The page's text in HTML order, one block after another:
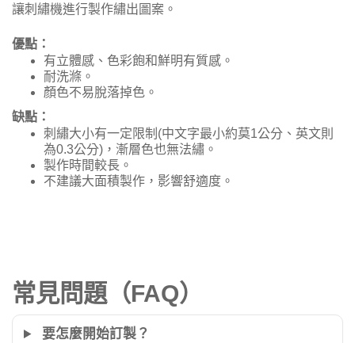
讓刺繡機進行製作繡出圖案。
優點：
有立體感、色彩飽和鮮明有質感。
耐洗滌。
顏色不易脫落掉色。
缺點：
刺繡大小有一定限制(中文字最小約莫1公分、英文則
為0.3公分)，漸層色也無法繡。
製作時間較長。
不建議大面積製作，影響舒適度。
常見問題（FAQ）
要怎麼開始訂製？